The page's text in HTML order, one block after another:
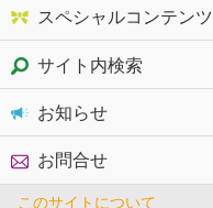
スペシャルコンテンツ
サイト内検索
お知らせ
お問合せ
このサイトについて